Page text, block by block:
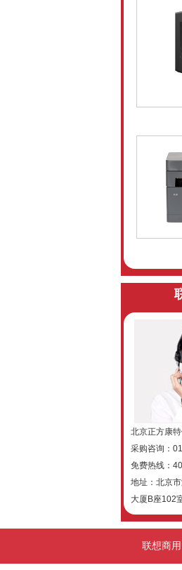
北京正方康
采购咨询：
免费热线：
地址： 北京
大厦B座102
联想商